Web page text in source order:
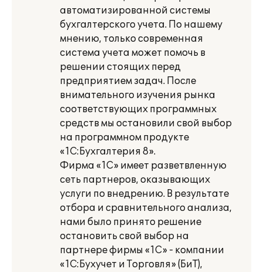
автоматизированной системы
бухгалтерского учета. По нашему
мнению, только современная
система учета может помочь в
решении стоящих перед
предприятием задач. После
внимательного изучения рынка
соответствующих программных
средств мы остановили свой выбор
на программном продукте
«1С:Бухгалтерия 8».
Фирма «1С» имеет разветвленную
сеть партнеров, оказывающих
услуги по внедрению. В результате
отбора и сравнительного анализа,
нами было принято решение
остановить свой выбор на
партнере фирмы «1С» - компании
«1С:Бухучет и Торговля» (БиТ),